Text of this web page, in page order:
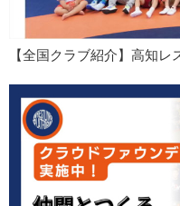
【全国クラブ紹介】高知レ